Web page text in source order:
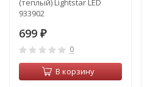
(теплый) Lightstar LED
933902
699 ₽
0
В корзину